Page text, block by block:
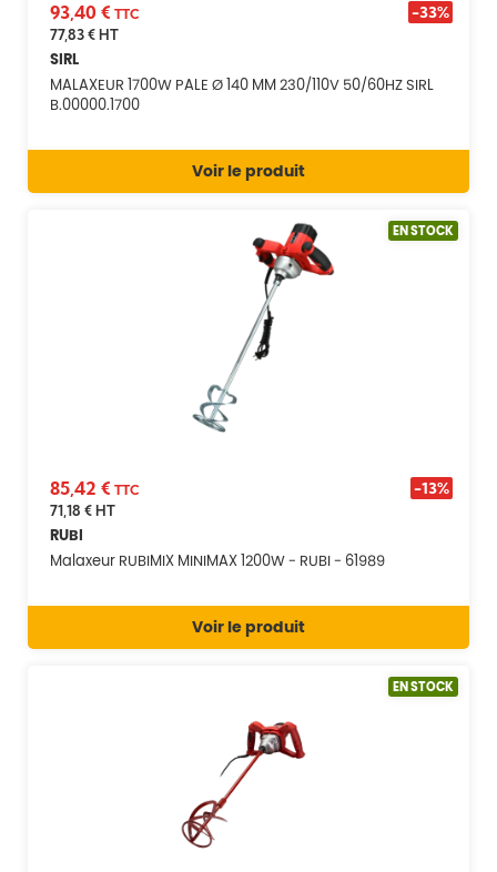
93,40 € TTC -33%
77,83 €HT
SIRL
MALAXEUR 1700W PALE Ø 140 MM 230/110V 50/60HZ SIRL
B.00000.1700
Voir le produit
EN STOCK
85,42 € TTC -13%
71,18 €HT
RUBI
Malaxeur RUBIMIX MINIMAX 1200W - RUBI - 61989
Voir le produit
EN STOCK